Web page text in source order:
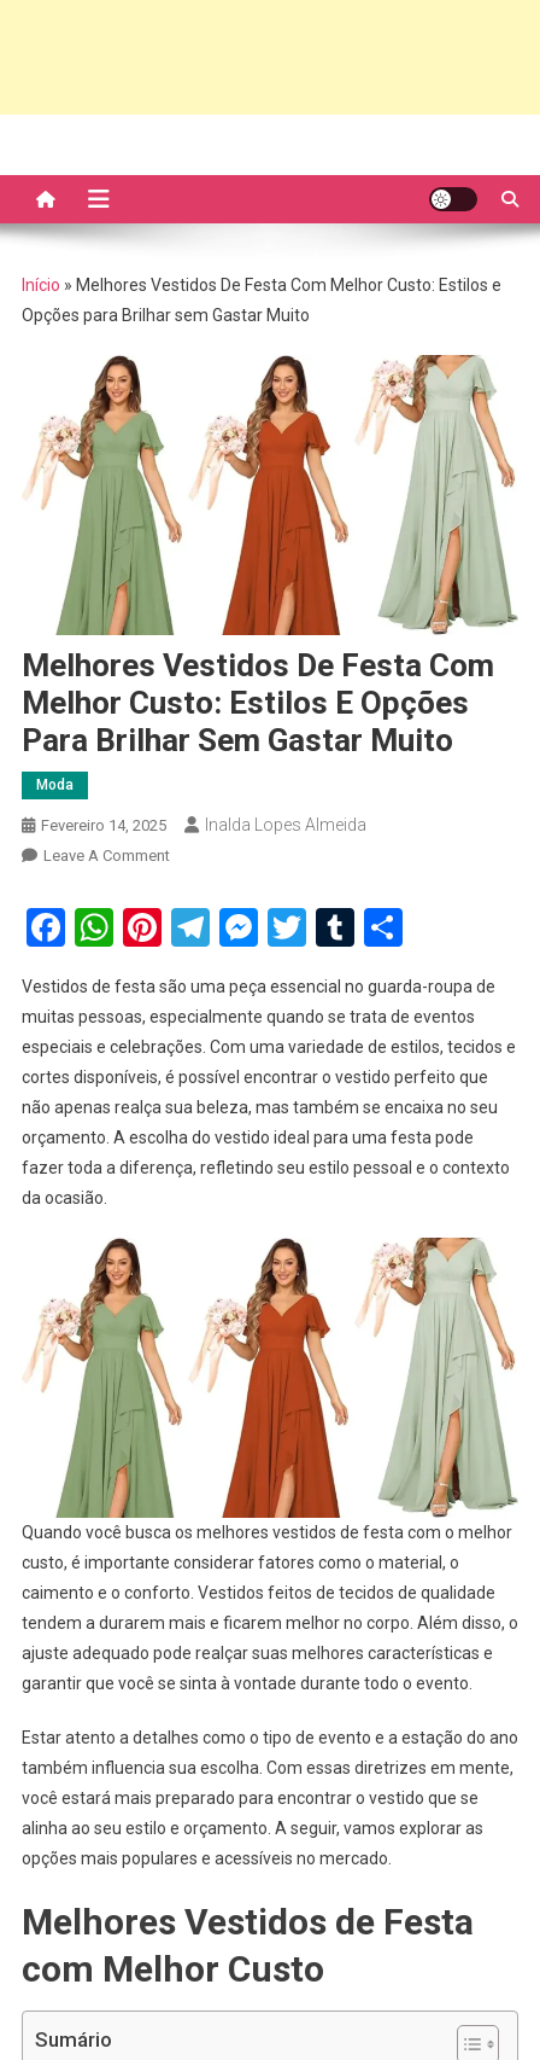
Início » Melhores Vestidos De Festa Com Melhor Custo: Estilos e
Opções para Brilhar sem Gastar Muito
Melhores Vestidos De Festa Com
Melhor Custo: Estilos E Opções
Para Brilhar Sem Gastar Muito
Moda
Fevereiro 14, 2025 Inalda Lopes Almeida
Leave A CommentOn
Vestidos
De
Com
Melhor
Custo:
Estilos
E
Opções
Facebook
WhatsApp
Pinterest
Telegram
Messenger
TwitterTumblr
Share
Vestidos de festa são uma peça essencial no guarda-roupa de
muitas pessoas, especialmente quando se trata de eventos
especiais e celebrações. Com uma variedade de estilos, tecidos e
cortes disponíveis, é possível encontrar o vestido perfeito que
não apenas realça sua beleza, mas também se encaixa no seu
orçamento. A escolha do vestido ideal para uma festa pode
fazer toda a diferença, refletindo seu estilo pessoal e o contexto
da ocasião.
Quando você busca os melhores vestidos de festa com o melhor
custo, é importante considerar fatores como o material, o
caimento e o conforto. Vestidos feitos de tecidos de qualidade
tendem a durarem mais e ficarem melhor no corpo. Além disso, o
ajuste adequado pode realçar suas melhores características e
garantir que você se sinta à vontade durante todo o evento.
Estar atento a detalhes como o tipo de evento e a estação do ano
também influencia sua escolha. Com essas diretrizes em mente,
você estará mais preparado para encontrar o vestido que se
alinha ao seu estilo e orçamento. A seguir, vamos explorar as
opções mais populares e acessíveis no mercado.
Melhores Vestidos de Festa
com Melhor Custo
Sumário